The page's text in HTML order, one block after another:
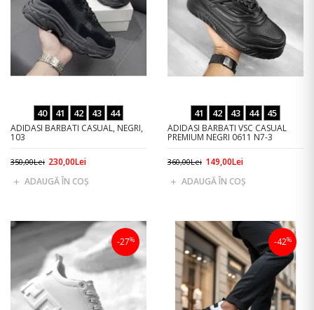
40 41 42 43 44
ADIDASI BARBATI CASUAL, NEGRI,
103
350,00Lei 230,00Lei
ADAUGĂ ÎN COŞ
41 42 43 44 45
ADIDASI BARBATI VSC CASUAL
PREMIUM NEGRI 0611 N7-3
360,00Lei 149,00Lei
ADAUGĂ ÎN COŞ
-27% -42%